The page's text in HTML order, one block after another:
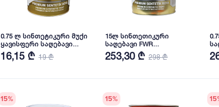
0.75 ლ სინთეტიკური მუქი
ყავისფერი საღებავი
FAWORI Premium
16,15 ₾ 19 ₾
15ლ სინთეთიკური
საღებავი FWR
253,30 ₾ 298 ₾
15% 15% 15